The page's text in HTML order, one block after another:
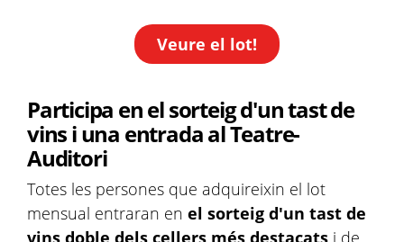
Veure el lot!
Participa en el sorteig d'un tast de
vins i una entrada al Teatre-
Auditori
Totes les persones que adquireixin el lot
mensual entraran en el sorteig d'un tast de
vins doble dels cellers més destacats i de